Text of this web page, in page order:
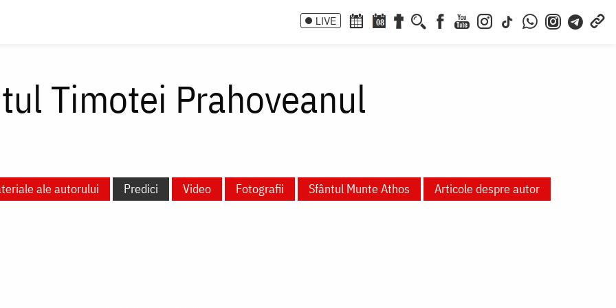
LIVE 08
Timotei Prahoveanul
ale autorului Predici Video Fotografii Sfântul Munte Athos
Articole despre autor